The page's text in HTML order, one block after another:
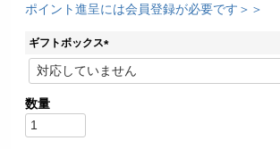
ポイント進呈には会員登録が必要です＞＞
ギフトボックス
(
必